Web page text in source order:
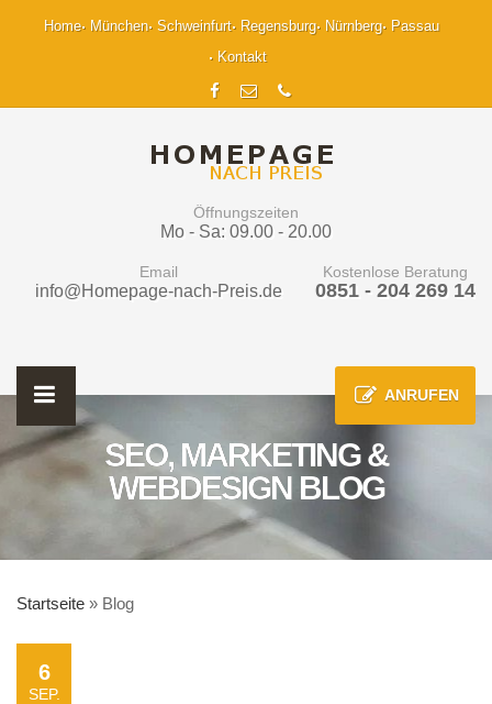
Home München Schweinfurt Regensburg Nürnberg
Passau
Kontakt
Öffnungszeiten
Mo - Sa: 09.00 - 20.00
Email
info@Homepage-nach-Preis.de
Kostenlose Beratung
0851 - 204 269 14
ANRUFEN
SEO, MARKETING &
WEBDESIGN BLOG
Startseite » Blog
6
SEP.